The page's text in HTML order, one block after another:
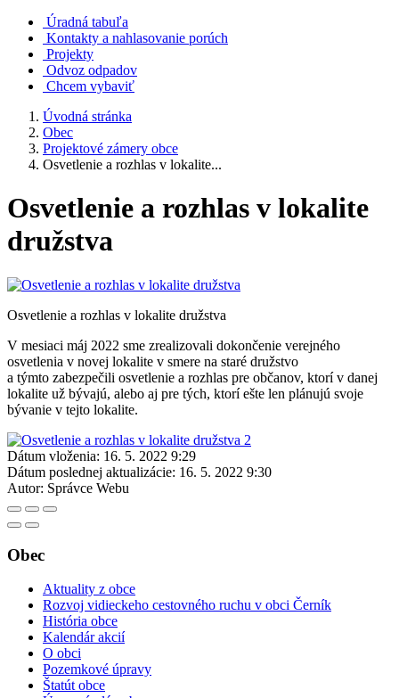
Úradná tabuľa
Kontakty a nahlasovanie porúch
Projekty
Odvoz odpadov
Chcem vybaviť
Úvodná stránka
Obec
Projektové zámery obce
Osvetlenie a rozhlas v lokalite...
Osvetlenie a rozhlas v lokalite
družstva
Osvetlenie a rozhlas v lokalite družstva
V mesiaci máj 2022 sme zrealizovali dokončenie verejného
osvetlenia v novej lokalite v smere na staré družstvo
a týmto zabezpečili osvetlenie a rozhlas pre občanov, ktorí v danej
lokalite už bývajú, alebo aj pre tých, ktorí ešte len plánujú svoje
bývanie v tejto lokalite.
Dátum vloženia: 16. 5. 2022 9:29
Dátum poslednej aktualizácie: 16. 5. 2022 9:30
Autor: Správce Webu
Obec
Aktuality z obce
Rozvoj vidieckeho cestovného ruchu v obci Černík
História obce
Kalendár akcií
O obci
Pozemkové úpravy
Štatút obce